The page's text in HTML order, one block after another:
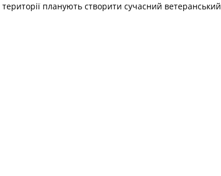
планують створити сучасний ветеранський